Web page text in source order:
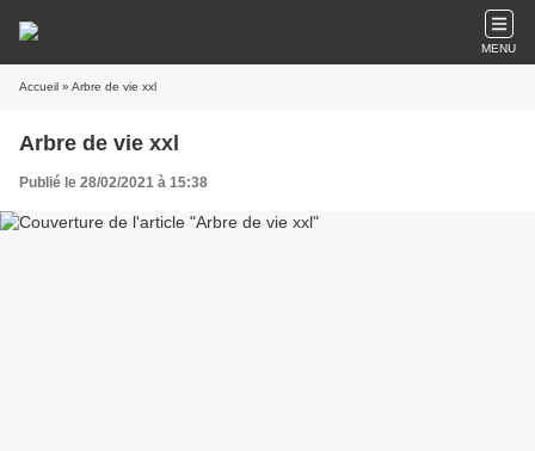
MENU
Accueil » Arbre de vie xxl
Arbre de vie xxl
Publié le 28/02/2021 à 15:38